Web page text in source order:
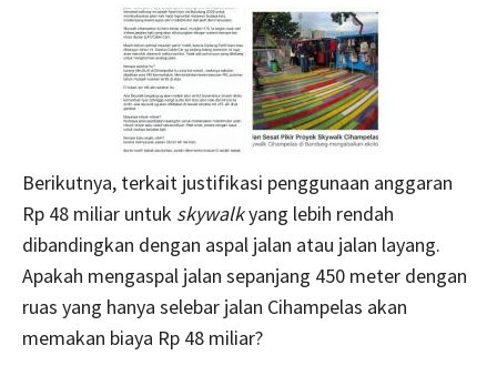
Berikutnya, terkait justifikasi penggunaan anggaran
Rp 48 miliar untuk skywalkyang lebih rendah
dibandingkan dengan aspal jalan atau jalan layang.
Apakah mengaspal jalan sepanjang 450 meter dengan
ruas yang hanya selebar jalan Cihampelas akan
memakan biaya Rp 48 miliar?